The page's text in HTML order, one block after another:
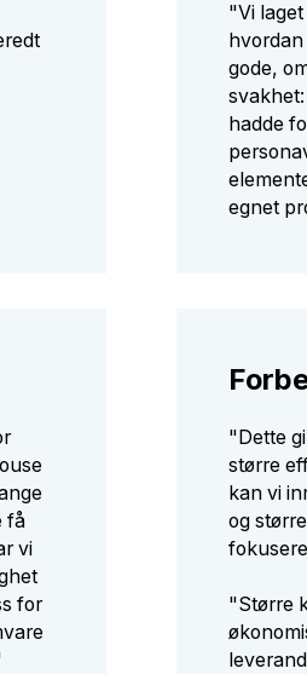
"Vi
gode,
hadde
egnet
få
vi
for
"Dette
større
kan vi
og
"Større